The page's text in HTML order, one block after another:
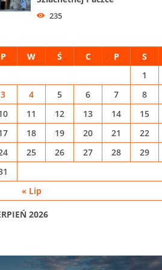
235
2026
P W Ś C P S
« Lip
1
3
4 5 6 7 8
11 12 13 14 15
18 19 20 21 22
25 26 27 28 29